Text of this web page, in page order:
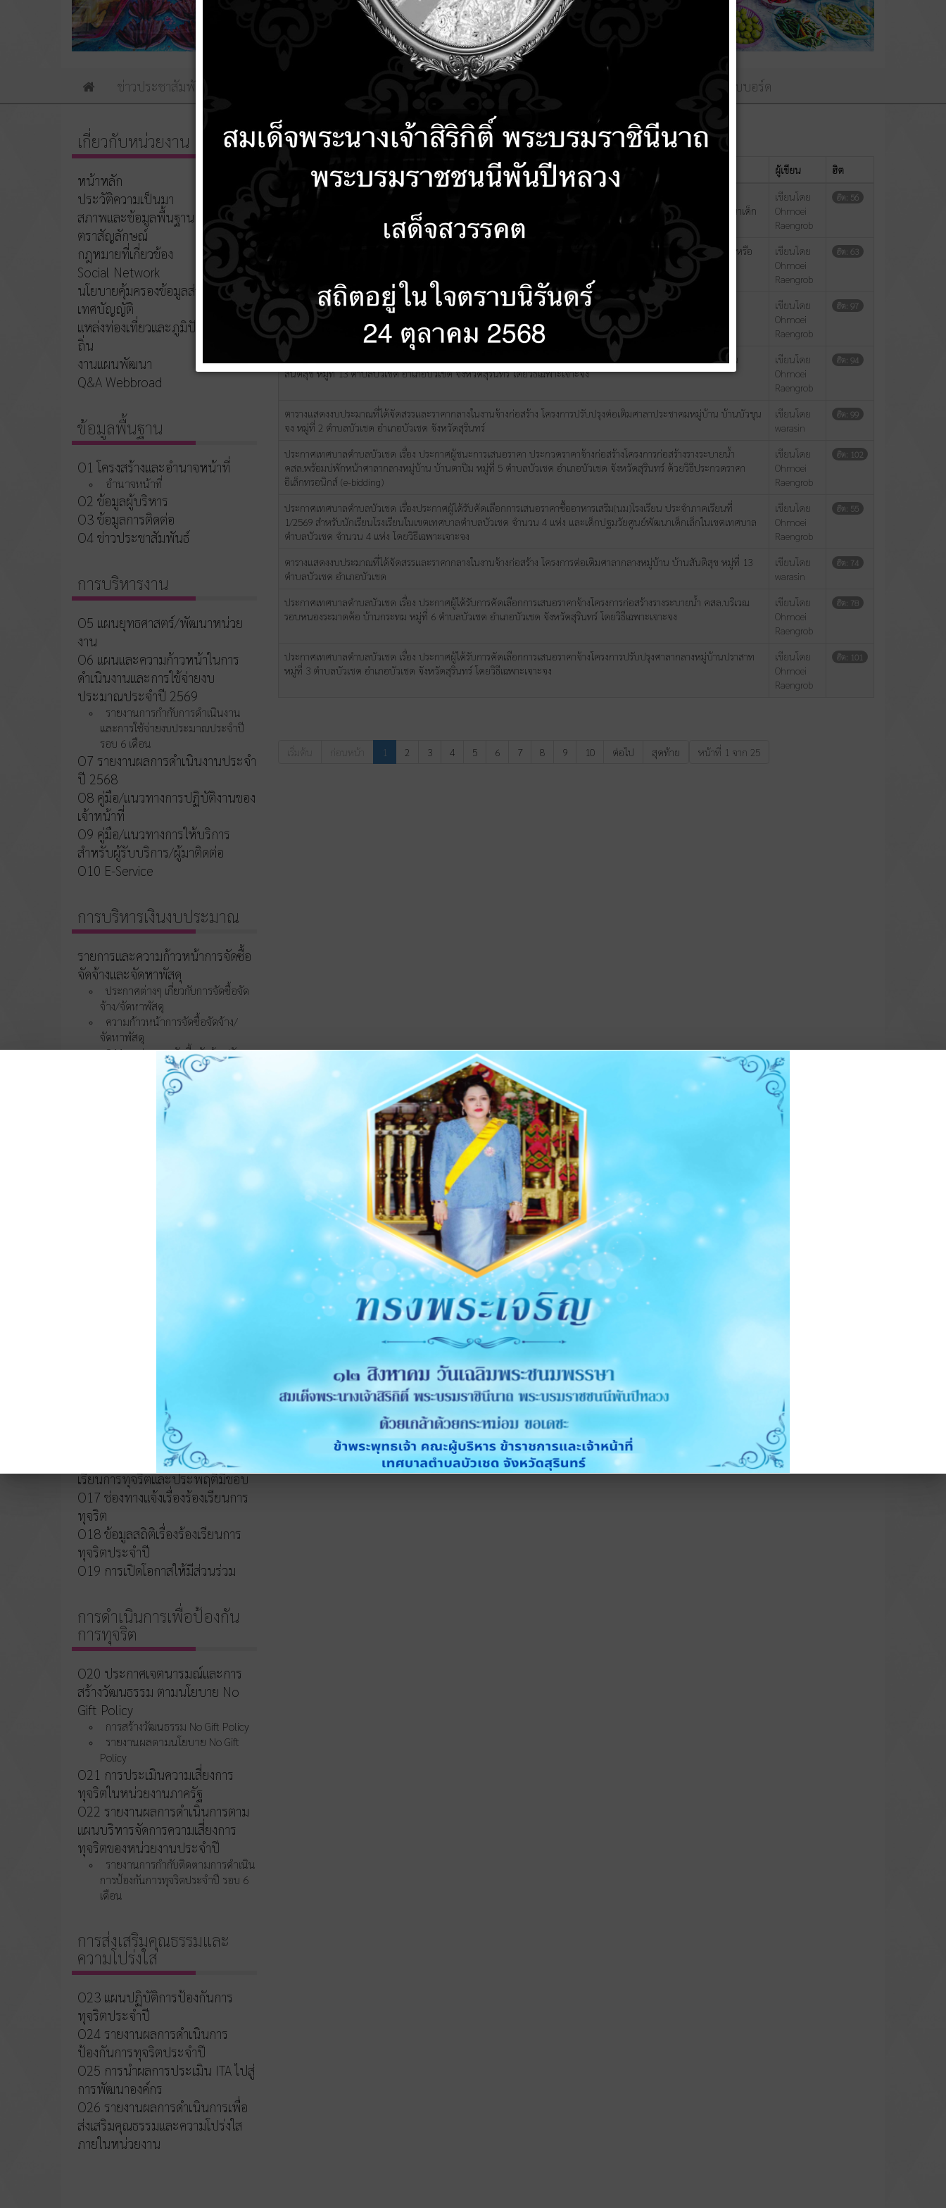
ข่าวประชาสัมพันธ์ ติดต่อเรา เว็บบอร์ด
ผู้เขียน ฮิต
ประกาศเทศบาลตำบลบัวเชด เรื่องการเผยแพร่เเผนการจัดซื้อจัดจ้าง ประจำปีงบประมาณ 2569 อาหารเสริม(นม)โรงเรียน
ประจำภาคเรียนที่ 1/2569 สำหรับนักเรียนโรงเรียนในเขตเทศบาลตำบลบัวเชด จำนวน 4 แห่ง และเด็กปฐมวัยศูนย์พัฒนาเด็ก
เล็กในเขตเทศบาลตำบลบัวเชด จำนวน 4 แห่ง
เขียนโดย
Ohmoei
Raengrob
ฮิต: 56
ประกาศเทศบาลตำบลบัวเชด เรื่อง ประกาศผลผู้ชนะการจัดซื้อจัดจ้างหรือผู้ได้รับการคัดเลือกและสาระสำคัญของสัญญาหรือ
เขียนโดย
Ohmoei
Raengrob
ฮิต: 63
ประกาศเทศบาลตำบลบัวเชด เรื่อง ประกาศผู้ได้รับการคัดเลือกการเสนอราคาจ้างโครงการปรับปรุงต่อเติมอาคารศาลา
ประชาคมหมู่บ้าน บ้านบัวขุนจง หมู่ที่ 2 ตำบลบัวเชด อำเภอบัวเชด จังหวัดสุรินทร์ โดยวิธีเฉพาะเจาะจง
เขียนโดย
Ohmoei
Raengrob
ฮิต: 97
ประกาศเทศบาลตำบลบัวเชด เรื่อง ประกาศผู้ได้รับการคัดเลือกการเสนอราคาจ้างโครงการต่อเติมศาลากลางหมู่บ้าน บ้าน
สันติสุข หมู่ที่ 13 ตำบลบัวเชด อำเภอบัวเชด จังหวัดสุรินทร์ โดยวิธีเฉพาะเจาะจง
เขียนโดย
Ohmoei
Raengrob
ฮิต: 94
ตารางแสดงงบประมาณที่ได้จัดสรรและราคากลางในงานจ้างก่อสร้าง โครงการปรับปรุงต่อเติมศาลาประชาคมหมู่บ้าน บ้านบัวขุน
จง หมู่ที่ 2 ตำบลบัวเชด อำเภอบัวเชด จังหวัดสุรินทร์
เขียนโดย
warasin
ฮิต: 99
ประกาศเทศบาลตำบลบัวเชด เรื่อง ประกาศผู้ชนะการเสนอราคา ประกวดราคาจ้างก่อสร้างโครงการก่อสร้างรางระบายน้ำ
คสล.พร้อมบ่พักหน้าศาลากลางหมู่บ้าน บ้านตาปิม หมู่ที่ 5 ตำบลบัวเชด อำเภอบัวเชด จังหวัดสุรินทร์ ด้วยวิธีประกวดราคา
อิเล็กทรอนิกส์ (e-bidding)
เขียนโดย
Ohmoei
Raengrob
ฮิต: 102
ประกาศเทศบาลตำบลบัวเชด เรื่องประกาศผู้ได้รับคัดเลือกการเสนอราคาซื้ออาหารเสริม(นม)โรงเรียน ประจำภาคเรียนที่
1/2569 สำหรับนักเรียนโรงเรียนในเขตเทศบาลตำบลบัวเชด จำนวน 4 แห่ง และเด็กปฐมวัยศูนย์พัฒนาเด็กเล็กในเขตเทศบาล
ตำบลบัวเชด จำนวน 4 แห่ง โดยวิธีเฉพาะเจาะจง
เขียนโดย
Ohmoei
Raengrob
ฮิต: 55
ตารางแสดงงบประมาณที่ได้จัดสรรและราคากลางในงานจ้างก่อสร้าง โครงการต่อเติมศาลากลางหมู่บ้าน บ้านสันติสุข หมู่ที่ 13
ตำบลบัวเชด อำเภอบัวเชด
เขียนโดย
warasin
ฮิต: 74
ประกาศเทศบาลตำบลบัวเชด เรื่อง ประกาศผู้ได้รับการคัดเลือกการเสนอราคาจ้างโครงการก่อสร้างรางระบายน้ำ คสล.บริเวณ
รอบหนองระมาดค้อ บ้านกระทม หมู่ที่ 6 ตำบลบัวเชด อำเภอบัวเชด จังหวัดสุรินทร์ โดยวิธีเฉพาะเจาะจง
เขียนโดย
Ohmoei
Raengrob
ฮิต: 78
ประกาศเทศบาลตำบลบัวเชด เรื่อง ประกาศผู้ได้รับการคัดเลือกการเสนอราคาจ้างโครงการปรับปรุงศาลากลางหมู่บ้านปราสาท
หมู่ที่ 3 ตำบลบัวเชด อำเภอบัวเชด จังหวัดสุรินทร์ โดยวิธีเฉพาะเจาะจง
เขียนโดย
Ohmoei
Raengrob
ฮิต: 101
หน้าที่ 1 จาก 25
เริ่มต้น ก่อนหน้า 1 2 3 4 5 6 7 8 9 10 ต่อไป สุดท้าย
เกี่ยวกับหน่วยงาน
หน้าหลัก
ประวัติความเป็นมา
สภาพและข้อมูลพื้นฐาน
ตราสัญลักษณ์
กฎหมายที่เกี่ยวข้อง
Social Network
นโยบายคุ้มครองข้อมูลส่วนบุคคล
เทศบัญญัติ
แหล่งท่องเที่ยวและภูมิปัญญาท้อง
ถิ่น
งานแผนพัฒนา
Q&A Webbroad
ข้อมูลพื้นฐาน
O1 โครงสร้างและอำนาจหน้าที่
อำนาจหน้าที่
O2 ข้อมูลผู้บริหาร
O3 ข้อมูลการติดต่อ
O4 ข่าวประชาสัมพันธ์
การบริหารงาน
O5 แผนยุทธศาสตร์/พัฒนาหน่วย
งาน
O6 แผนและความก้าวหน้าในการ
ดำเนินงานและการใช้จ่ายงบ
ประมาณประจำปี 2569
รายงานการกำกับการดำเนินงาน
และการใช้จ่ายงบประมาณประจำปี
รอบ 6 เดือน
O7 รายงานผลการดำเนินงานประจำ
ปี 2568
O8 คู่มือ/แนวทางการปฏิบัติงานของ
เจ้าหน้าที่
O9 คู่มือ/แนวทางการให้บริการ
สำหรับผู้รับบริการ/ผู้มาติดต่อ
O10 E-Service
การบริหารเงินงบประมาณ
รายการและความก้าวหน้าการจัดซื้อ
จัดจ้างและจัดหาพัสดุ
ประกาศต่างๆ เกี่ยวกับการจัดซื้อจัด
จ้าง/จัดหาพัสดุ
ความก้าวหน้าการจัดซื้อจัดจ้าง/
จัดหาพัสดุ
O11 สรุปผลการจัดซื้อจัดจ้าง/จัดหา
O12 รายงานสรุปผลการจัดซื้อจัด
จ้าง/จัดหาพัสดุประจำปี
การบริหารและพัฒนา
O14 รายงานผลการบริหารและ
การส่งเสริมความโปร่งใส
O16 แนวปฏิบัติการจัดการเรื่องร้อง
เรียนการทุจริตและประพฤติมิชอบ
O17 ช่องทางแจ้งเรื่องร้องเรียนการ
ทุจริต
O18 ข้อมูลสถิติเรื่องร้องเรียนการ
ทุจริตประจำปี
O19 การเปิดโอกาสให้มีส่วนร่วม
การดำเนินการเพื่อป้องกัน
การทุจริต
O20 ประกาศเจตนารมณ์และการ
สร้างวัฒนธรรม ตามนโยบาย No
Gift Policy
การสร้างวัฒนธรรม No Gift Policy
รายงานผลตามนโยบาย No Gift
Policy
O21 การประเมินความเสี่ยงการ
ทุจริตในหน่วยงานภาครัฐ
O22 รายงานผลการดำเนินการตาม
แผนบริหารจัดการความเสี่ยงการ
ทุจริตของหน่วยงานประจำปี
รายงานการกำกับติดตามการดำเนิน
การป้องกันการทุจริตประจำปี รอบ 6
เดือน
การส่งเสริมคุณธรรมและ
ความโปร่งใส
O23 แผนปฏิบัติการป้องกันการ
ทุจริตประจำปี
O24 รายงานผลการดำเนินการ
ป้องกันการทุจริตประจำปี
O25 การนำผลการประเมิน ITA ไปสู่
การพัฒนาองค์กร
O26 รายงานผลการดำเนินการเพื่อ
ส่งเสริมคุณธรรมและความโปร่งใส
ภายในหน่วยงาน